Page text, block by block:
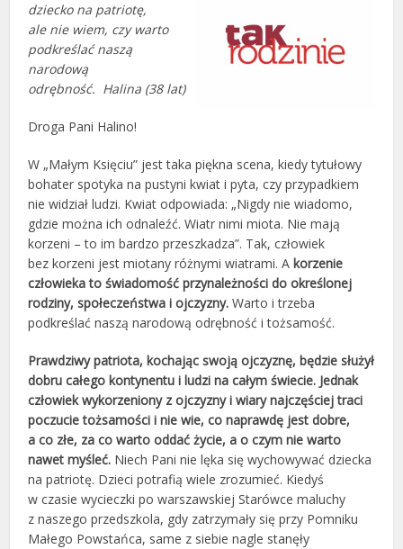
dziecko na patriotę,
ale nie wiem, czy warto
podkreślać naszą
narodową
odrębność. Halina (38 lat)
Droga Pani Halino!
W „Małym Księciu” jest taka piękna scena, kiedy tytułowy
bohater spotyka na pustyni kwiat i pyta, czy przypadkiem
nie widział ludzi. Kwiat odpowiada: „Nigdy nie wiadomo,
gdzie można ich odnaleźć. Wiatr nimi miota. Nie mają
korzeni – to im bardzo przeszkadza”. Tak, człowiek
bez korzeni jest miotany różnymi wiatrami. A korzenie
człowieka to świadomość przynależności do określonej
rodziny, społeczeństwa i ojczyzny. Warto i trzeba
podkreślać naszą narodową odrębność i tożsamość.
Prawdziwy patriota, kochając swoją ojczyznę, będzie służył
dobru całego kontynentu i ludzi na całym świecie. Jednak
człowiek wykorzeniony z ojczyzny i wiary najczęściej traci
poczucie tożsamości i nie wie, co naprawdę jest dobre,
a co złe, za co warto oddać życie, a o czym nie warto
nawet myśleć. Niech Pani nie lęka się wychowywać dziecka
na patriotę. Dzieci potrafią wiele zrozumieć. Kiedyś
w czasie wycieczki po warszawskiej Starówce maluchy
z naszego przedszkola, gdy zatrzymały się przy Pomniku
Małego Powstańca, same z siebie nagle stanęły